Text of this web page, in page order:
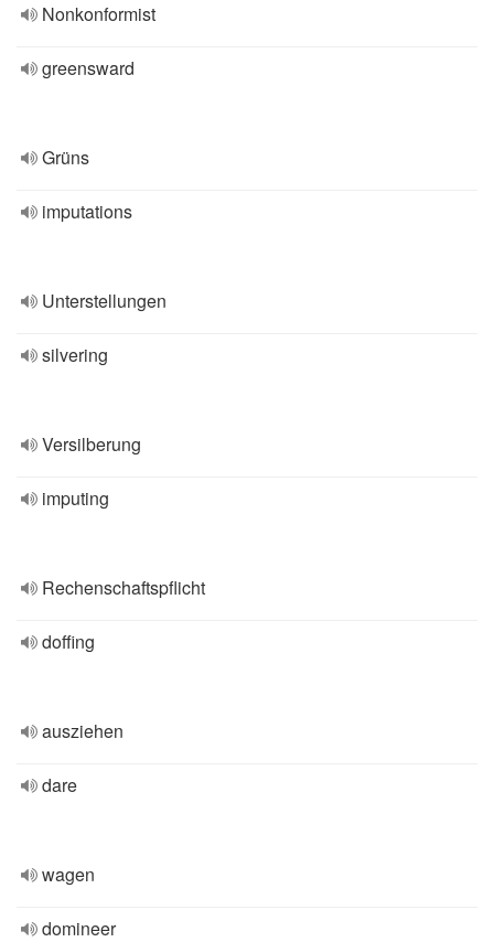
Nonkonformist
greensward
Grüns
imputations
Unterstellungen
silvering
Versilberung
imputing
Rechenschaftspflicht
doffing
ausziehen
dare
wagen
domineer